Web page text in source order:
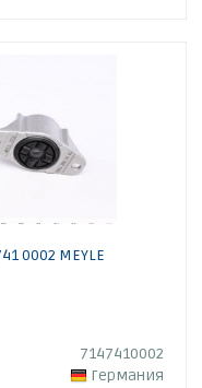
0002 MEYLE
7147410002
Германия